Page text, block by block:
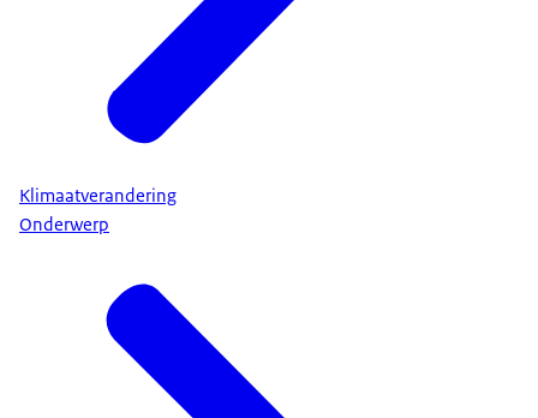
Klimaatverandering
Onderwerp